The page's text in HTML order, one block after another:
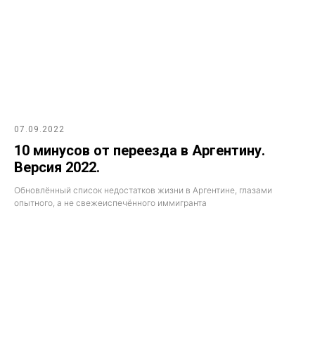
07.09.2022
10 минусов от переезда в Аргентину.
Версия 2022.
Обновлённый список недостатков жизни в Аргентине, глазами
опытного, а не свежеиспечённого иммигранта